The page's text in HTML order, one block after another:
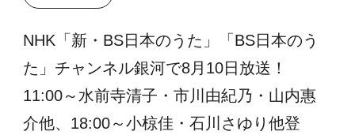
NHK「新・BS日本のうた」「BS日本のう
た」チャンネル銀河で8月10日放送！
11:00～水前寺清子・市川由紀乃・山内惠
介他、18:00～小椋佳・石川さゆり他登